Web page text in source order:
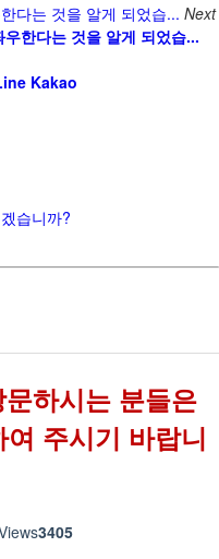
다는 것을 알게 되었습... Next
한다는 것을 알게 되었습...
Kakao
습니까?
하시는 분들은
주시기 바랍니
3405